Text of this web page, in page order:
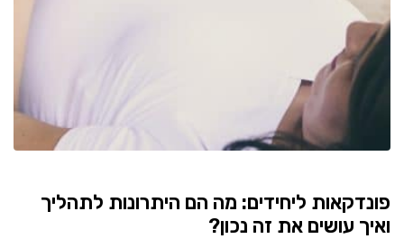
פונדקאות ליחידים: מה הם היתרונות לתהליך
ואיך עושים את זה נכון?